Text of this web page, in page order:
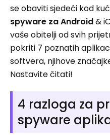
se obaviti sjedeći kod
spyware za Android&
vaše obitelji od svih
pokriti 7 poznatih
softvera, njihove
Nastavite čitati!
4 razloga za
spyware